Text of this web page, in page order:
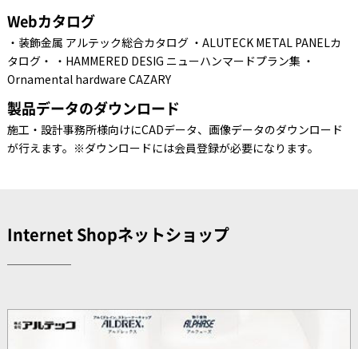
Webカタログ
・装飾金属 アルテック総合カタログ ・ALUTECK METAL PANELカ
タログ・ ・HAMMERED DESIG ニューハンマードプラン集 ・
Ornamental hardware CAZARY
製品データのダウンロード
施工・設計事務所様向けにCADデータ、画像データのダウンロード
が行えます。※ダウンロードには会員登録が必要になります。
Internet Shopネットショップ